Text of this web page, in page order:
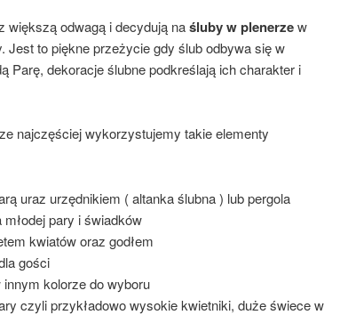
większą odwagą i decydują naśluby w plenerzew
Jest to piękne przeżycie gdy ślub odbywa się w
Parę, dekoracje ślubne podkreślają ich charakter i
najczęściej wykorzystujemy takie elementy
uraz urzędnikiem ( altanka ślubna ) lub pergola
pary i świadków
kwiatów oraz godłem
gości
kolorze do wyboru
czyli przykładowo wysokie kwietniki, duże świece w